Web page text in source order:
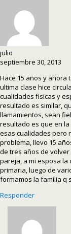
julio
septiembre 30, 2013
Hace 15 años y ahora
ultima clase hice
cualidades fisicas y
resultado es similar,
llamamientos, sean
resultado es que en
esas cualidades pero
problema, llevo 15
de tres años de
pareja, a mi esposa la
primaria, luego de
formamos la familia q
Responder